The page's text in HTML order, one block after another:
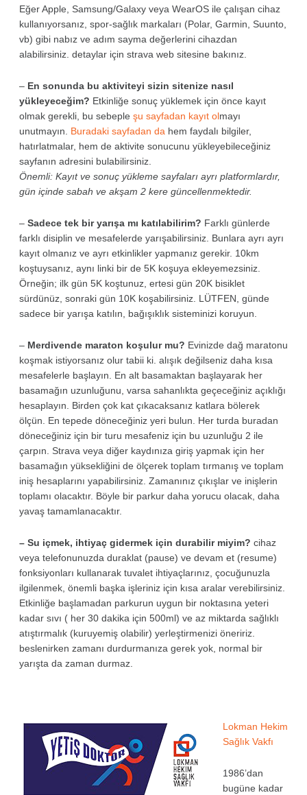
Eğer Apple, Samsung/Galaxy veya WearOS ile çalışan cihaz
kullanıyorsanız, spor-sağlık markaları (Polar, Garmin, Suunto,
vb) gibi nabız ve adım sayma değerlerini cihazdan
alabilirsiniz. detaylar için strava web sitesine bakınız.
– En sonunda bu aktiviteyi sizin sitenize nasıl
yükleyeceğim? Etkinliğe sonuç yüklemek için önce kayıt
olmak gerekli, bu sebeple şu sayfadan kayıt olmayı
unutmayın. Buradaki sayfadan da hem faydalı bilgiler,
hatırlatmalar, hem de aktivite sonucunu yükleyebileceğiniz
sayfanın adresini bulabilirsiniz.
Önemli: Kayıt ve sonuç yükleme sayfaları ayrı platformlardır,
gün içinde sabah ve akşam 2 kere güncellenmektedir.
– Sadece tek bir yarışa mı katılabilirim? Farklı günlerde
farklı disiplin ve mesafelerde yarışabilirsiniz. Bunlara ayrı ayrı
kayıt olmanız ve ayrı etkinlikler yapmanız gerekir. 10km
koştuysanız, aynı linki bir de 5K koşuya ekleyemezsiniz.
Örneğin; ilk gün 5K koştunuz, ertesi gün 20K bisiklet
sürdünüz, sonraki gün 10K koşabilirsiniz. LÜTFEN, günde
sadece bir yarışa katılın, bağışıklık sisteminizi koruyun.
– Merdivende maraton koşulur mu? Evinizde dağ maratonu
koşmak istiyorsanız olur tabii ki. alışık değilseniz daha kısa
mesafelerle başlayın. En alt basamaktan başlayarak her
basamağın uzunluğunu, varsa sahanlıkta geçeceğiniz açıklığı
hesaplayın. Birden çok kat çıkacaksanız katlara bölerek
ölçün. En tepede döneceğiniz yeri bulun. Her turda buradan
döneceğiniz için bir turu mesafeniz için bu uzunluğu 2 ile
çarpın. Strava veya diğer kaydınıza giriş yapmak için her
basamağın yüksekliğini de ölçerek toplam tırmanış ve toplam
iniş hesaplarını yapabilirsiniz. Zamanınız çıkışlar ve inişlerin
toplamı olacaktır. Böyle bir parkur daha yorucu olacak, daha
yavaş tamamlanacaktır.
– Su içmek, ihtiyaç gidermek için durabilir miyim? cihaz
veya telefonunuzda duraklat (pause) ve devam et (resume)
fonksiyonları kullanarak tuvalet ihtiyaçlarınız, çocuğunuzla
ilgilenmek, önemli başka işleriniz için kısa aralar verebilirsiniz.
Etkinliğe başlamadan parkurun uygun bir noktasına yeteri
kadar sıvı ( her 30 dakika için 500ml) ve az miktarda sağlıklı
atıştırmalık (kuruyemiş olabilir) yerleştirmenizi öneririz.
beslenirken zamanı durdurmanıza gerek yok, normal bir
yarışta da zaman durmaz.
Lokman Hekim
Sağlık Vakfı
1986’dan
bugüne kadar